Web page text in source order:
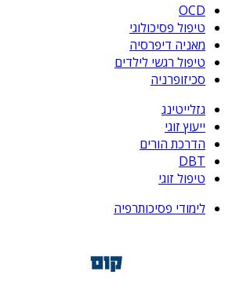
OCD
טיפול פסיכולוגי
מאניה דיפרסיה
טיפול רגשי לילדים
סכיזופרניה
גזלייטינג
ייעוץ זוגי
הדרכת הורים
DBT
טיפול זוגי
לימודי פסיכותרפיה